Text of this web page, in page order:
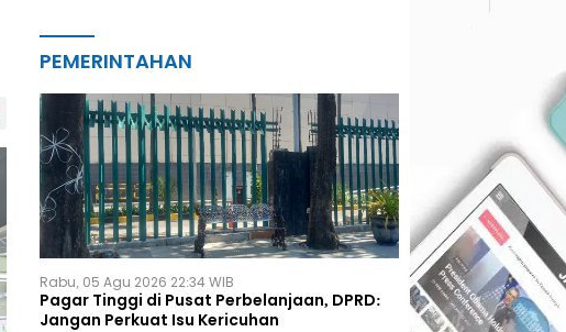
PEMERINTAHAN
Rabu, 05 Agu 2026 22:34 WIB
Pagar Tinggi di Pusat Perbelanjaan, DPRD:
Jangan Perkuat Isu Kericuhan